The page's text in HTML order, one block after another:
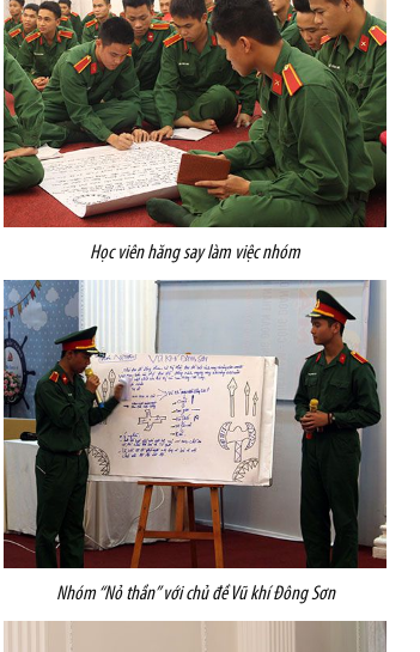
Học viên hăng say làm việc nhóm
Nhóm “Nỏ thần” với chủ đề Vũ khí Đông Sơn